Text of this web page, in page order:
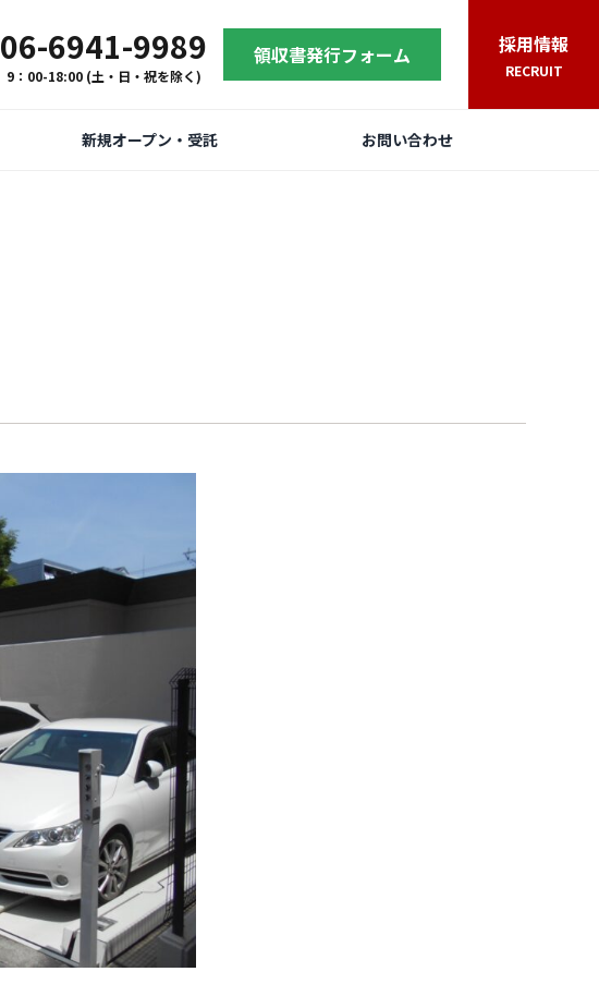
06-6941-9989
9：00-18:00 (土・日・祝を除く)
領収書発行フォーム 採用情報
RECRUIT
新規オープン・受託 お問い合わせ